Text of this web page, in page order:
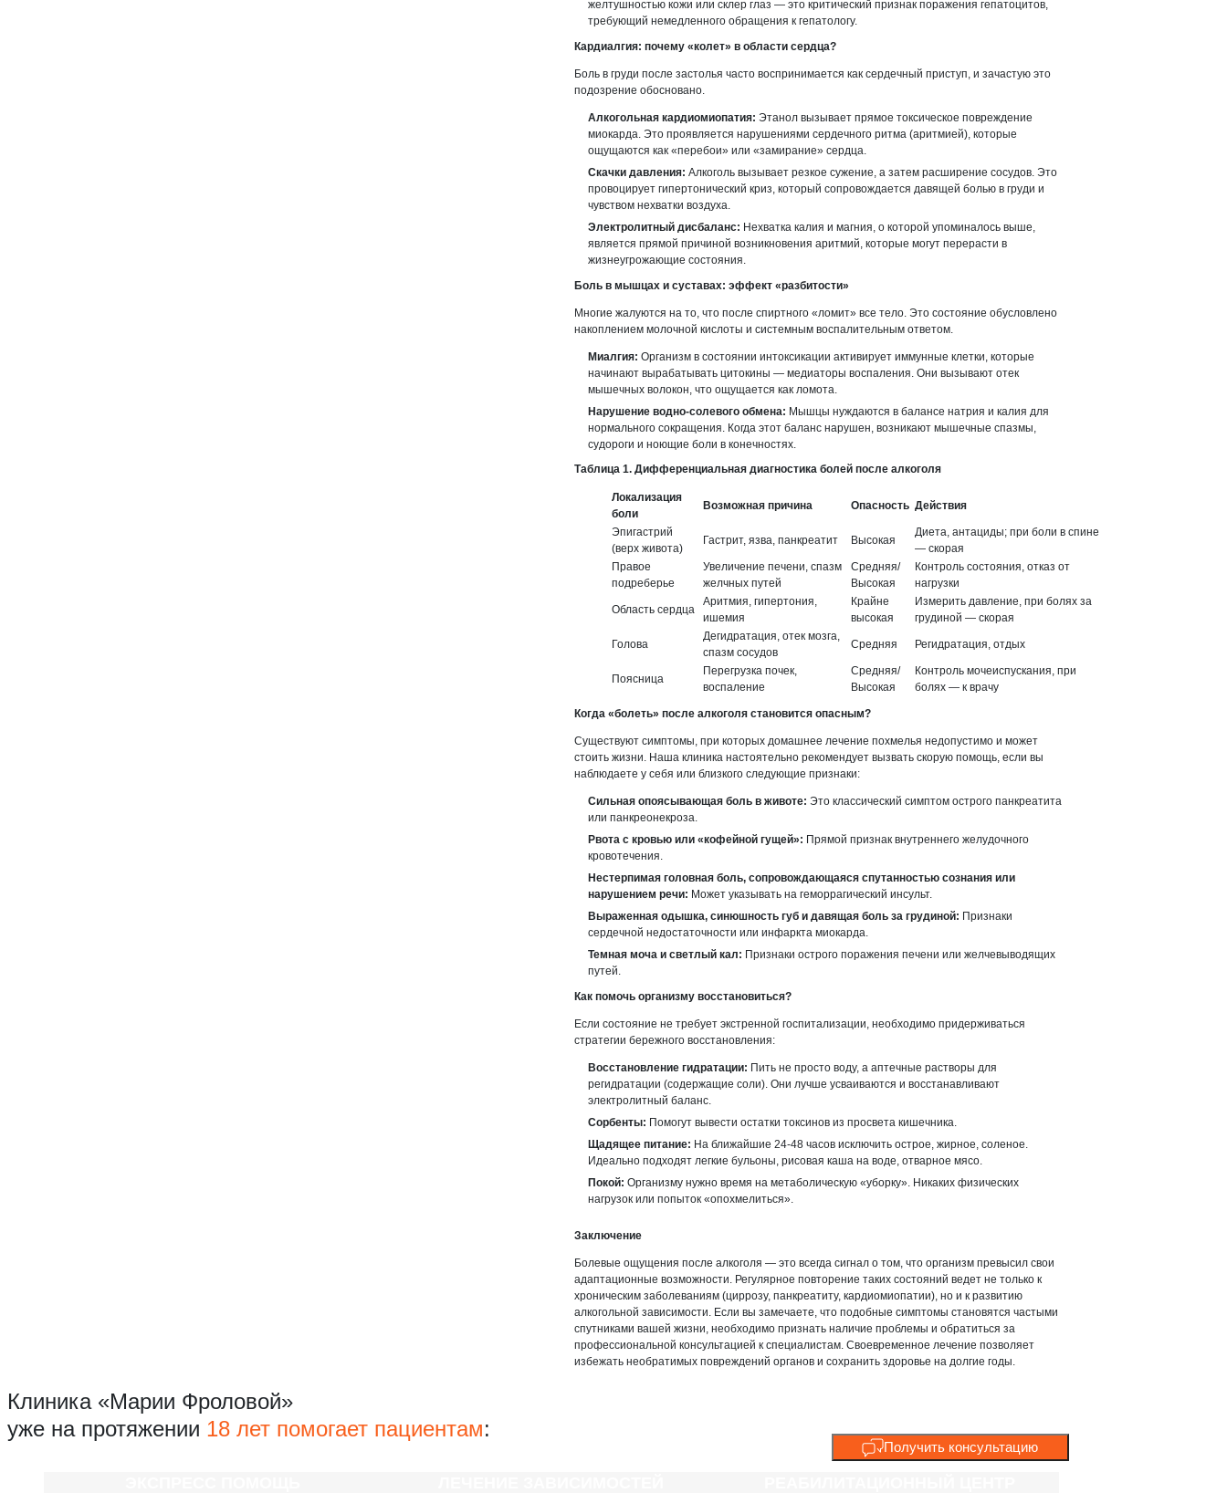
желтушностью кожи или склер глаз — это критический признак поражения гепатоцитов,
требующий немедленного обращения к гепатологу.
Кардиалгия: почему «колет» в области сердца?
Боль в груди после застолья часто воспринимается как сердечный приступ, и зачастую это
подозрение обосновано.
Алкогольная кардиомиопатия: Этанол вызывает прямое токсическое повреждение
миокарда. Это проявляется нарушениями сердечного ритма (аритмией), которые
ощущаются как «перебои» или «замирание» сердца.
Скачки давления: Алкоголь вызывает резкое сужение, а затем расширение сосудов. Это
провоцирует гипертонический криз, который сопровождается давящей болью в груди и
чувством нехватки воздуха.
Электролитный дисбаланс: Нехватка калия и магния, о которой упоминалось выше,
является прямой причиной возникновения аритмий, которые могут перерасти в
жизнеугрожающие состояния.
Боль в мышцах и суставах: эффект «разбитости»
Многие жалуются на то, что после спиртного «ломит» все тело. Это состояние обусловлено
накоплением молочной кислоты и системным воспалительным ответом.
Миалгия: Организм в состоянии интоксикации активирует иммунные клетки, которые
начинают вырабатывать цитокины — медиаторы воспаления. Они вызывают отек
мышечных волокон, что ощущается как ломота.
Нарушение водно-солевого обмена: Мышцы нуждаются в балансе натрия и калия для
нормального сокращения. Когда этот баланс нарушен, возникают мышечные спазмы,
судороги и ноющие боли в конечностях.
Таблица 1. Дифференциальная диагностика болей после алкоголя
Локализация
боли
Возможная причина Опасность Действия
Эпигастрий
(верх живота)
Гастрит, язва, панкреатит Высокая
Диета, антациды; при боли в спине
— скорая
Правое
подреберье
Увеличение печени, спазм
желчных путей
Средняя/
Высокая
Контроль состояния, отказ от
нагрузки
Область сердца
Аритмия, гипертония,
ишемия
Крайне
высокая
Измерить давление, при болях за
грудиной — скорая
Голова
Дегидратация, отек мозга,
спазм сосудов
Средняя Регидратация, отдых
Поясница
Перегрузка почек,
воспаление
Средняя/
Высокая
Контроль мочеиспускания, при
болях — к врачу
Когда «болеть» после алкоголя становится опасным?
Существуют симптомы, при которых домашнее лечение похмелья недопустимо и может
стоить жизни. Наша клиника настоятельно рекомендует вызвать скорую помощь, если вы
наблюдаете у себя или близкого следующие признаки:
Сильная опоясывающая боль в животе: Это классический симптом острого панкреатита
или панкреонекроза.
Рвота с кровью или «кофейной гущей»: Прямой признак внутреннего желудочного
кровотечения.
Нестерпимая головная боль, сопровождающаяся спутанностью сознания или
нарушением речи: Может указывать на геморрагический инсульт.
Выраженная одышка, синюшность губ и давящая боль за грудиной: Признаки
сердечной недостаточности или инфаркта миокарда.
Темная моча и светлый кал: Признаки острого поражения печени или желчевыводящих
путей.
Как помочь организму восстановиться?
Если состояние не требует экстренной госпитализации, необходимо придерживаться
стратегии бережного восстановления:
Восстановление гидратации: Пить не просто воду, а аптечные растворы для
регидратации (содержащие соли). Они лучше усваиваются и восстанавливают
электролитный баланс.
Сорбенты: Помогут вывести остатки токсинов из просвета кишечника.
Щадящее питание: На ближайшие 24-48 часов исключить острое, жирное, соленое.
Идеально подходят легкие бульоны, рисовая каша на воде, отварное мясо.
Покой: Организму нужно время на метаболическую «уборку». Никаких физических
нагрузок или попыток «опохмелиться».
Заключение
Болевые ощущения после алкоголя — это всегда сигнал о том, что организм превысил свои
адаптационные возможности. Регулярное повторение таких состояний ведет не только к
хроническим заболеваниям (циррозу, панкреатиту, кардиомиопатии), но и к развитию
алкогольной зависимости. Если вы замечаете, что подобные симптомы становятся частыми
спутниками вашей жизни, необходимо признать наличие проблемы и обратиться за
профессиональной консультацией к специалистам. Своевременное лечение позволяет
избежать необратимых повреждений органов и сохранить здоровье на долгие годы.
Клиника «Марии Фроловой»
уже на протяжении 18 лет помогает пациентам:
Получить консультацию